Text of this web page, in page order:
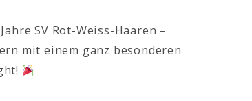
SV Rot-Weiss-Haaren –
mit einem ganz besonderen